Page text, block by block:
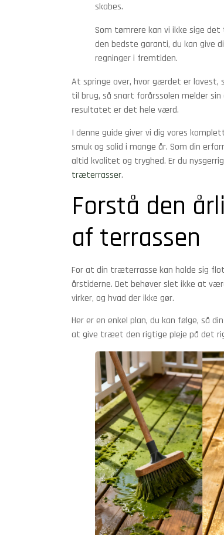
skabes.
Som tømrere kan vi ikke sige det
den bedste garanti, du kan give
regninger i fremtiden.
At springe over, hvor gærdet er lavest,
til brug, så snart forårssolen melder
resultatet er det hele værd.
I denne guide giver vi dig vores
smuk og solid i mange år. Som din
altid kvalitet og tryghed. Er du
træterrasser.
Forstå den
af terrassen
For at din træterrasse kan holde sig
årstiderne. Det behøver slet ikke at
virker, og hvad der ikke gør.
Her er en enkel plan, du kan følge, så din
at give træet den rigtige pleje på det